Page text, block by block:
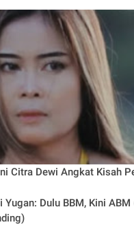
Citra Dewi Angkat Kisah
Yugan: Dulu BBM, Kini ABM